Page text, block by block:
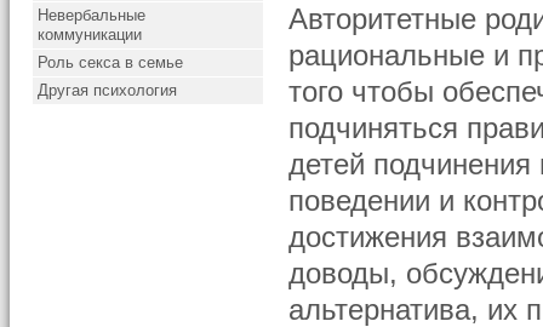
Невербальные
коммуникации
Роль секса в семье
Другая психология
Авторитетные
рациональные и
того чтобы
подчиняться
детей
поведении и
достижения
доводы,
альтернатива, их